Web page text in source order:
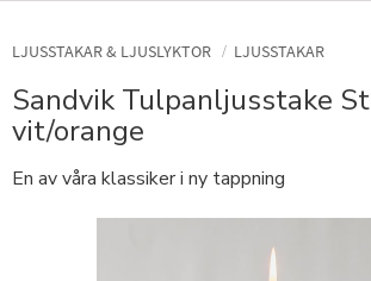
LJUSSTAKAR & LJUSLYKTOR LJUSSTAKAR
Sandvik Tulpanljusstake
vit/orange
En av våra klassiker i ny tappning